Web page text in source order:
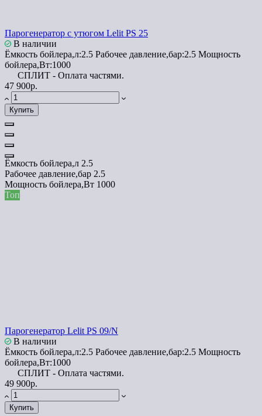
Парогенератор с утюгом Lelit PS 25
В наличии
Ёмкость бойлера,л:2.5 Рабочее давление,бар:2.5 Мощность
бойлера,Вт:1000
СПЛИТ - Оплата частями.
47 900р.
Купить
Ёмкость бойлера,л 2.5
Рабочее давление,бар 2.5
Мощность бойлера,Вт 1000
Топ
Парогенератор Lelit PS 09/N
В наличии
Ёмкость бойлера,л:2.5 Рабочее давление,бар:2.5 Мощность
бойлера,Вт:1000
СПЛИТ - Оплата частями.
49 900р.
Купить